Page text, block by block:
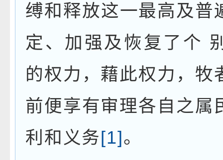
缚和释放这一最高及普
定、加强及恢复了个
的权力，藉此权力，牧
前便享有审理各自之属
利和义务[1]。